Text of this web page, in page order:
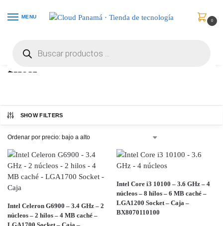
MENU
0
Intel
SHOW FILTERS
Intel Celeron G6900 – 3.4 GHz – 2
núcleos – 2 hilos – 4 MB caché –
Intel Core i3 10100 – 3.6 GHz – 4
núcleos – 8 hilos – 6 MB caché –
LGA1200 Socket – Caja –
BX8070110100